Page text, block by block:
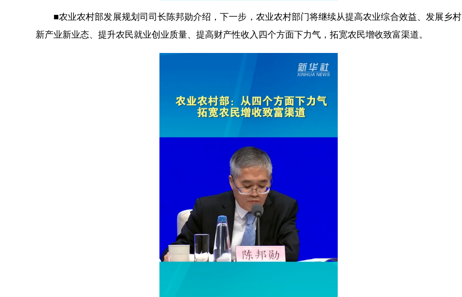
■农业农村部发展规划司司长陈邦勋介绍，下一步，农业农村部门将继续从提高农业综合效益、发展乡村
新产业新业态、提升农民就业创业质量、提高财产性收入四个方面下力气，拓宽农民增收致富渠道。